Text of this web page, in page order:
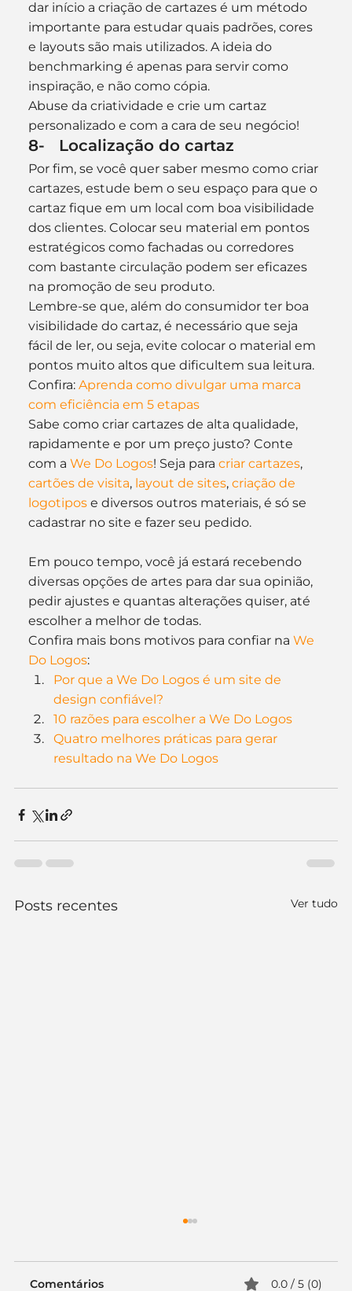
dar início a criação de cartazes é um método
importante para estudar quais padrões, cores
e layouts são mais utilizados. A ideia do
benchmarking é apenas para servir como
inspiração, e não como cópia.
Abuse da criatividade e crie um cartaz
personalizado e com a cara de seu negócio!
8-   Localização do cartaz
Por fim, se você quer saber mesmo como criar
cartazes, estude bem o seu espaço para que o
cartaz fique em um local com boa visibilidade
dos clientes. Colocar seu material em pontos
estratégicos como fachadas ou corredores
com bastante circulação podem ser eficazes
na promoção de seu produto.
Lembre-se que, além do consumidor ter boa
visibilidade do cartaz, é necessário que seja
fácil de ler, ou seja, evite colocar o material em
pontos muito altos que dificultem sua leitura.
Confira: Aprenda como divulgar uma marca
com eficiência em 5 etapas
Sabe como criar cartazes de alta qualidade,
rapidamente e por um preço justo? Conte
com a We Do Logos! Seja para criar cartazes,
cartões de visita, layout de sites, criação de
logotipos e diversos outros materiais, é só se
cadastrar no site e fazer seu pedido.
Em pouco tempo, você já estará recebendo
diversas opções de artes para dar sua opinião,
pedir ajustes e quantas alterações quiser, até
escolher a melhor de todas.
Confira mais bons motivos para confiar na We
Do Logos:
Por que a We Do Logos é um site de
design confiável?
10 razões para escolher a We Do Logos
Quatro melhores práticas para gerar
resultado na We Do Logos
Posts recentes Ver tudo
Comentários 0.0 / 5 (0)